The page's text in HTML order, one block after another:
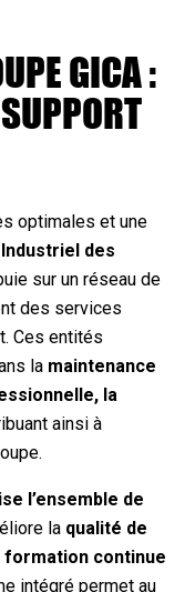
GICA :
optimales et une
des
sur un réseau de
des services
Ces entités
la maintenance
la
ainsi à
l’ensemble de
la qualité de
formation continue
intégré permet au